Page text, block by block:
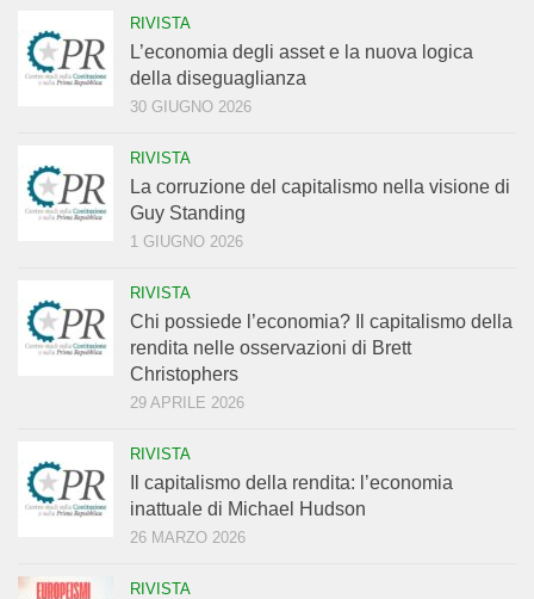
RIVISTA
L’economia degli asset e la nuova logica
della diseguaglianza
30 GIUGNO 2026
RIVISTA
La corruzione del capitalismo nella visione di
Guy Standing
1 GIUGNO 2026
RIVISTA
Chi possiede l’economia? Il capitalismo della
rendita nelle osservazioni di Brett
Christophers
29 APRILE 2026
RIVISTA
Il capitalismo della rendita: l’economia
inattuale di Michael Hudson
26 MARZO 2026
RIVISTA